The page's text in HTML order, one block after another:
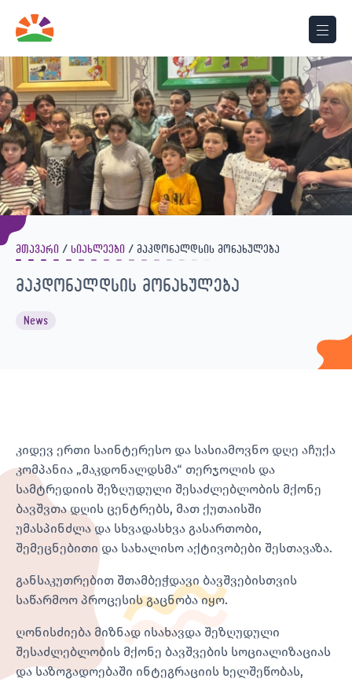
მთავარი სიახლეები მაკდონალდსის მონახულება
მაკდონალდსის მონახულება
News
კიდევ ერთი საინტერესო და სასიამოვნო დღე აჩუქა
კომპანია „მაკდონალდსმა“ თერჯოლის და
სამტრედიის შეზღუდული შესაძლებლობის მქონე
ბავშვთა დღის ცენტრებს, მათ ქუთაისში
უმასპინძლა და სხვადასხვა გასართობი,
შემეცნებითი და სახალისო აქტივობები შესთავაზა.
განსაკუთრებით შთამბეჭდავი ბავშვებისთვის
საწარმოო პროცესის გაცნობა იყო.
ღონისძიება მიზნად ისახავდა შეზღუდული
შესაძლებლობის მქონე ბავშვების სოციალიზაციას
და საზოგადოებაში ინტეგრაციის ხელშეწობას,